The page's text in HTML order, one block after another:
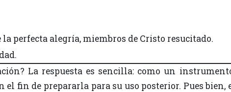
la perfecta alegría, miembros de Cristo resucitado.
fin de prepararla para su uso posterior. Pues bien,